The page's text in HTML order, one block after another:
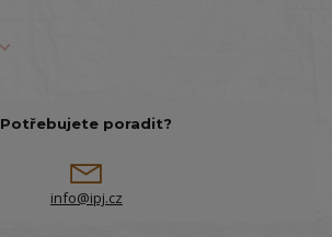
Potřebujete poradit?
info@ipj.cz